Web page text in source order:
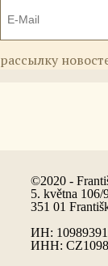
рассылку
©2020 -
5. května 106/
351 01
ИН: 10989391
ИНН: